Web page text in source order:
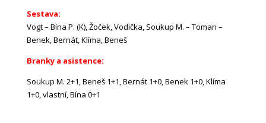
Sestava:
Vogt – Bína P. (K), Žoček, Vodička, Soukup M. – Toman –
Benek, Bernát, Klíma, Beneš
Branky a asistence:
Soukup M. 2+1, Beneš 1+1, Bernát 1+0, Benek 1+0, Klíma
1+0, vlastní, Bína 0+1